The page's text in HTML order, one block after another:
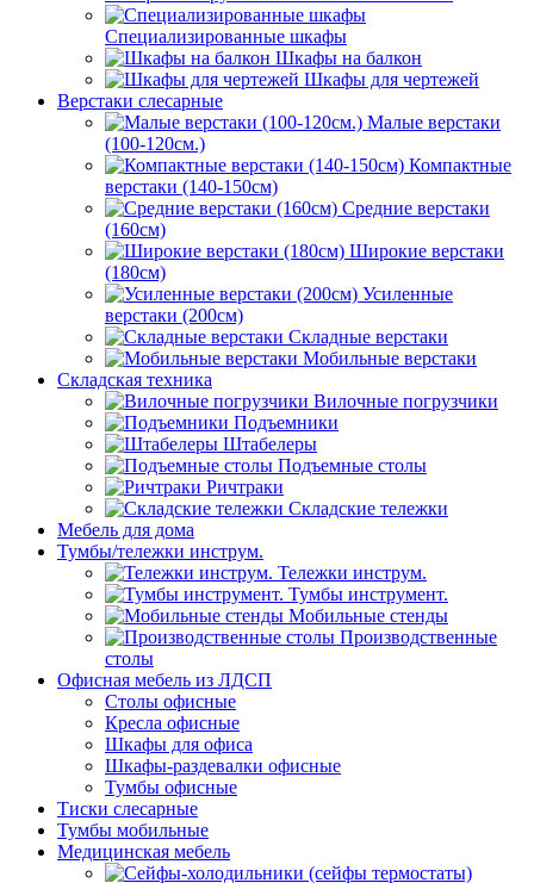
Специализированные шкафы
Шкафы на балкон
Шкафы для чертежей
Верстаки слесарные
Малые верстаки
(100-120см.)
Компактные
верстаки (140-150см)
Средние верстаки
(160см)
Широкие верстаки
(180см)
Усиленные
верстаки (200см)
Складные верстаки
Мобильные верстаки
Складская техника
Вилочные погрузчики
Подъемники
Штабелеры
Подъемные столы
Ричтраки
Складские тележки
Мебель для дома
Тумбы/тележки инструм.
Тележки инструм.
Тумбы инструмент.
Мобильные стенды
Производственные
столы
Офисная мебель из ЛДСП
Столы офисные
Кресла офисные
Шкафы для офиса
Шкафы-раздевалки офисные
Тумбы офисные
Тиски слесарные
Тумбы мобильные
Медицинская мебель